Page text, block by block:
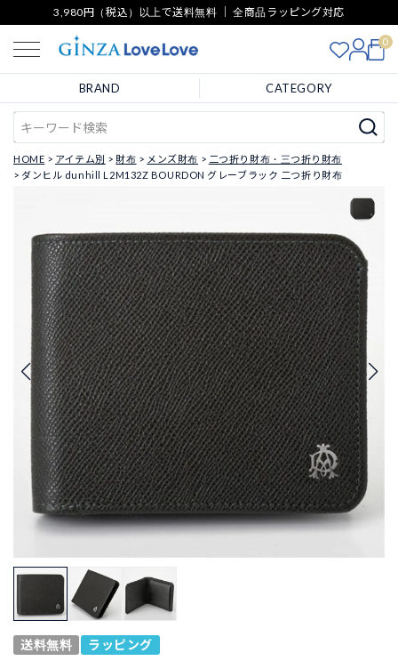
3,980円（税込）以上で送料無料 ｜ 全商品ラッピング対応
0
BRAND CATEGORY
HOME アイテム別 財布 メンズ財布
二つ折り財布・三つ折り財布
ダンヒル dunhill L2M132Z BOURDON グレーブラック 二つ折り財布
送料無料 ラッピング